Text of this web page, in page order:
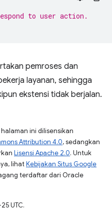
to user action.
pemroses dan
layanan, sehingga
ekstensi tidak berjalan.
ini dilisensikan
Attribution 4.0, sedangkan
Lisensi Apache 2.0. Untuk
lihatKebijakan Situs Google
terdaftar dari Oracle
UTC.